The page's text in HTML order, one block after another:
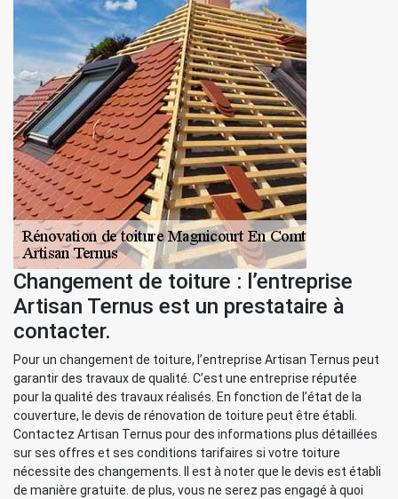
Changement de toiture : l’entreprise
Artisan Ternus est un prestataire à
contacter.
Pour un changement de toiture, l’entreprise Artisan Ternus peut
garantir des travaux de qualité. C’est une entreprise réputée
pour la qualité des travaux réalisés. En fonction de l’état de la
couverture, le devis de rénovation de toiture peut être établi.
Contactez Artisan Ternus pour des informations plus détaillées
sur ses offres et ses conditions tarifaires si votre toiture
nécessite des changements. Il est à noter que le devis est établi
de manière gratuite. de plus, vous ne serez pas engagé à quoi